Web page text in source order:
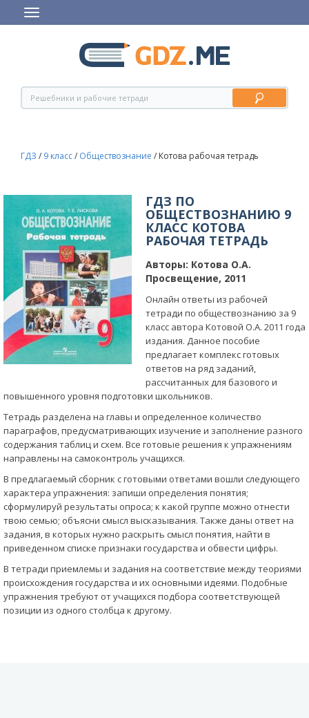
ГДЗ / 9 класс/ Обществознание / Котова рабочая тетрадь
ГДЗ ПО
ОБЩЕСТВОЗНАНИЮ 9
КЛАСС КОТОВА
РАБОЧАЯ ТЕТРАДЬ
Авторы: Котова О.А.
Просвещение, 2011
Онлайн ответы из рабочей
тетради по обществознанию за 9
класс автора Котовой О.А. 2011 года
издания. Данное пособие
предлагает комплекс готовых
ответов на ряд заданий,
рассчитанных для базового и
повышенного уровня подготовки школьников.
Тетрадь разделена на главы и определенное количество
параграфов, предусматривающих изучение и заполнение разного
содержания таблиц и схем. Все готовые решения к упражнениям
направлены на самоконтроль учащихся.
В предлагаемый сборник с готовыми ответами вошли следующего
характера упражнения: запиши определения понятия;
сформулируй результаты опроса; к какой группе можно отнести
твою семью; объясни смысл высказывания. Также даны ответ на
задания, в которых нужно раскрыть смысл понятия, найти в
приведенном списке признаки государства и обвести цифры.
В тетради приемлемы и задания на соответствие между теориями
происхождения государства и их основными идеями. Подобные
упражнения требуют от учащихся подбора соответствующей
позиции из одного столбца к другому.